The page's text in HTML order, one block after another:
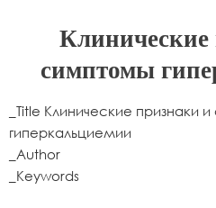
Клинические
симптомы
_Title Клинические признаки
гиперкальциемии
_Author
_Keywords